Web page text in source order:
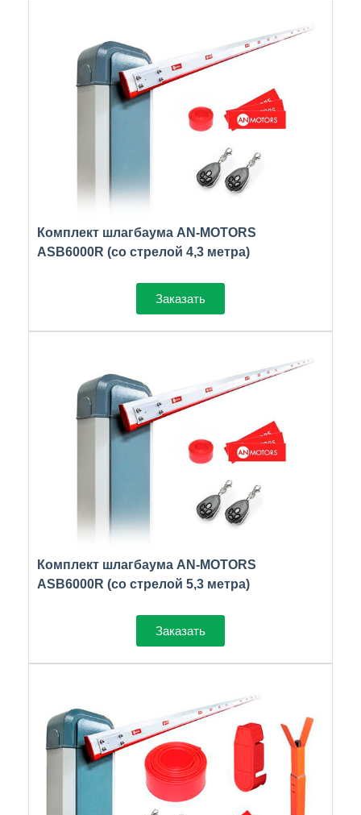
Комплект шлагбаума AN-MOTORS
ASB6000R (со стрелой 4,3 метра)
Заказать
Комплект шлагбаума AN-MOTORS
ASB6000R (со стрелой 5,3 метра)
Заказать